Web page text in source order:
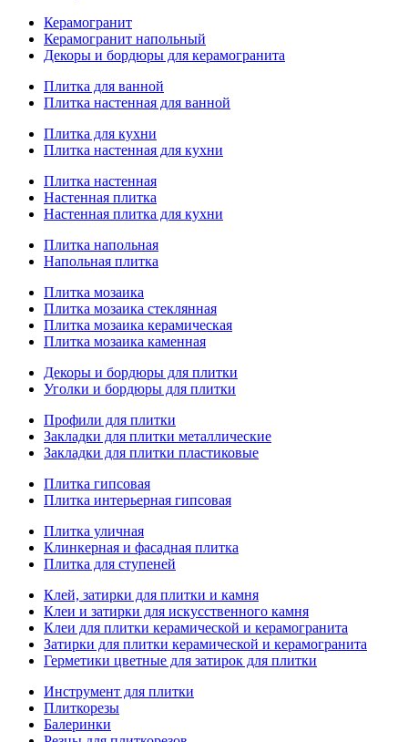
Керамогранит
Керамогранит напольный
Декоры и бордюры для керамогранита
Плитка для ванной
Плитка настенная для ванной
Плитка для кухни
Плитка настенная для кухни
Плитка настенная
Настенная плитка
Настенная плитка для кухни
Плитка напольная
Напольная плитка
Плитка мозаика
Плитка мозаика стеклянная
Плитка мозаика керамическая
Плитка мозаика каменная
Декоры и бордюры для плитки
Уголки и бордюры для плитки
Профили для плитки
Закладки для плитки металлические
Закладки для плитки пластиковые
Плитка гипсовая
Плитка интерьерная гипсовая
Плитка уличная
Клинкерная и фасадная плитка
Плитка для ступеней
Клей, затирки для плитки и камня
Клеи и затирки для искусственного камня
Клеи для плитки керамической и керамогранита
Затирки для плитки керамической и керамогранита
Герметики цветные для затирок для плитки
Инструмент для плитки
Плиткорезы
Балеринки